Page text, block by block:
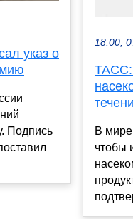
указ о
Подпись
18:00,
ТАСС:
В
чтобы